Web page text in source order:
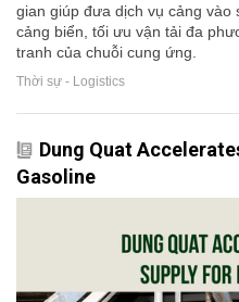
gian giúp đưa dịch vụ cảng
cảng biển, tối ưu vận tải đa
tranh của chuỗi cung ứng.
Thời sự - Logistics
Dung Quat
Gasoline